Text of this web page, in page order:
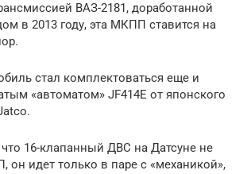
ВАЗ-2181, доработанной
в 2013 году, эта МКПП ставится на
стал комплектоваться еще и
«автоматом» JF414E от японского
16-клапанный ДВС на Датсуне не
он идет только в паре с «механикой»,